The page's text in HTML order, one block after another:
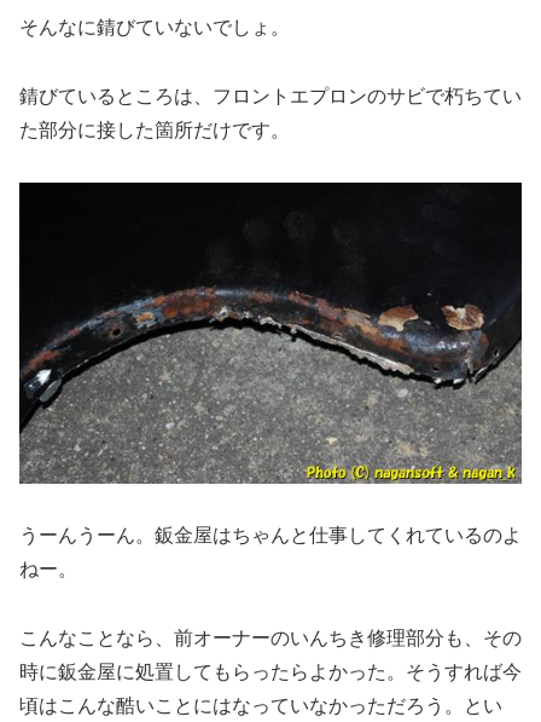
そんなに錆びていないでしょ。
錆びているところは、フロントエプロンのサビで朽ちてい
た部分に接した箇所だけです。
うーんうーん。鈑金屋はちゃんと仕事してくれているのよ
ねー。
こんなことなら、前オーナーのいんちき修理部分も、その
時に鈑金屋に処置してもらったらよかった。そうすれば今
頃はこんな酷いことにはなっていなかっただろう。とい